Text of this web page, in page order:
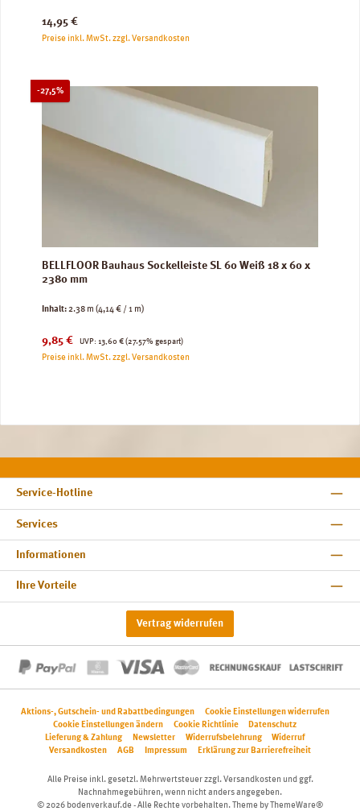
Regulärer Preis:
14,95 €
Preise inkl. MwSt. zzgl. Versandkosten
-27,5%Rabatt
BELLFLOOR Bauhaus Sockelleiste SL 60 Weiß 18 x 60 x
2380 mm
Inhalt:2.38 m (4,14 € / 1 m)
Verkaufspreis:
9,85 € UVP:
Regulärer Preis:
13,60 € (27.57% gespart)
Preise inkl. MwSt. zzgl. Versandkosten
Service-Hotline
Services
Informationen
Ihre Vorteile
Vertrag widerrufen
Aktions-, Gutschein- und Rabattbedingungen
Cookie Einstellungen widerrufen
Cookie Einstellungen ändern
Cookie Richtlinie
Datenschutz
Lieferung & Zahlung
Newsletter Widerrufsbelehrung
Widerruf
Versandkosten
AGB Impressum Erklärung zur Barrierefreiheit
Alle Preise inkl. gesetzl. Mehrwertsteuer zzgl.Versandkosten und ggf.
Nachnahmegebühren, wenn nicht anders angegeben.
© 2026 bodenverkauf.de - Alle Rechte vorbehalten. Theme by
ThemeWare®